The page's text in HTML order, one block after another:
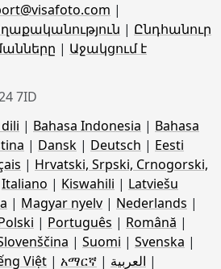
|
| Ընդհանուր
| Աջակցում է
7ID
| Bahasa Indonesia | Bahasa
| Dansk | Deutsch | Eesti
| Hrvatski, Srpski, Crnogorski,
Italiano | Kiswahili | Latviešu
| Magyar nyelv | Nederlands |
| Português | Română |
| Suomi | Svenska |
Việt | አማርኛ | العربية |